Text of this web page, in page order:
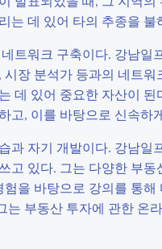
는 데 있어 타의 추종을
트워크 구축이다. 강남
시장 분석가 등과의 네트
데 있어 중요한 자산이
고, 이를 바탕으로 신속하
과 자기 개발이다. 강남
고 있다. 그는 다양한 부
을 바탕으로 강의를 통
는 부동산 투자에 관한 온